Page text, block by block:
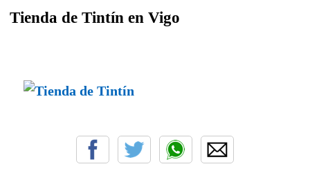
Tienda de Tintín en Vigo